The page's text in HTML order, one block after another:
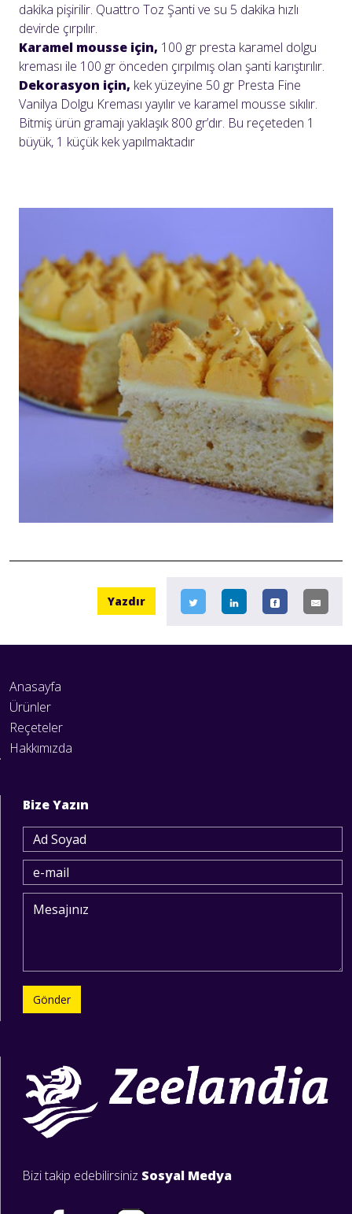
dakika pişirilir. Quattro Toz Şanti ve su 5 dakika hızlı
devirde çırpılır.
Karamel mousse için, 100 gr presta karamel dolgu
kreması ile 100 gr önceden çırpılmış olan şanti karıştırılır.
Dekorasyon için, kek yüzeyine 50 gr Presta Fine
Vanilya Dolgu Kreması yayılır ve karamel mousse sıkılır.
Bitmiş ürün gramajı yaklaşık 800 gr’dır. Bu reçeteden 1
büyük, 1 küçük kek yapılmaktadır
Yazdır
Anasayfa
Ürünler
Reçeteler
Hakkımızda
Bize Yazın
Gönder
Bizi takip edebilirsiniz Sosyal Medya